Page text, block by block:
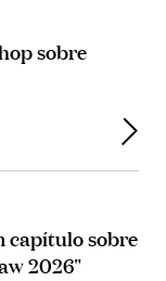
sobre
capítulo sobre
2026"